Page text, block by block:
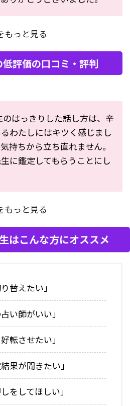
もっと見る
評価の口コミ・評判
のはっきりした話し方は、辛
わたしにはキツく感じまし
持ちから立ち直れません。
に鑑定してもらうことにし
もっと見る
はこんな方にオススメ
替えたい」
い師がいい」
転させたい」
果が聞きたい」
をしてほしい」